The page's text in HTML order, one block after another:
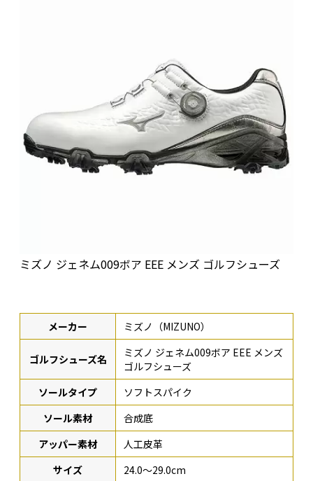
ミズノ ジェネム009ボア EEE メンズ ゴルフシューズ
メーカー ミズノ（MIZUNO）
ゴルフシューズ名
ミズノ ジェネム009ボア EEE メンズ
ゴルフシューズ
ソールタイプ
ソフトスパイク
ソール素材
合成底
アッパー素材
人工皮革
サイズ
24.0～29.0cm